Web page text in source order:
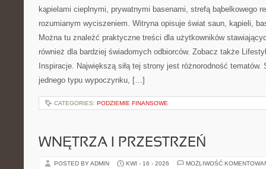
kąpielami cieplnymi, prywatnymi basenami, strefą bąbelkowego
rozumianym wyciszeniem. Witryna opisuje świat saun, kąpieli,
Można tu znaleźć praktyczne treści dla użytkowników
również dla bardziej świadomych odbiorców. Zobacz także
Inspiracje. Największą siłą tej strony jest różnorodność
jednego typu wypoczynku, […]
CATEGORIES: PODZIEMIE FINANSOWE
WNĘTRZA I PRZESTRZEŃ
POSTED BY ADMIN KWI - 16 - 2026 MOŻLIWOŚĆ